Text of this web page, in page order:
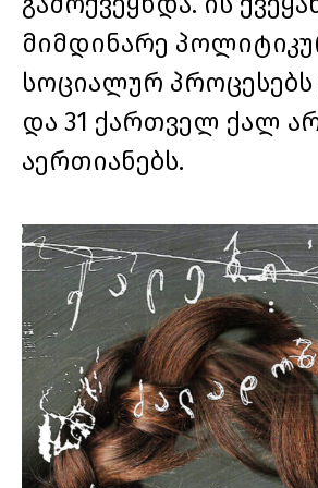
მიმდინარე
სოციალურ პროცესებს
და 31 ქართველ ქალ
აერთიანებს.